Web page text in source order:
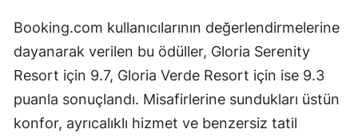
Booking.com kullanıcılarının değerlendirmelerine
dayanarak verilen bu ödüller, Gloria Serenity
Resort için 9.7, Gloria Verde Resort için ise 9.3
puanla sonuçlandı. Misafirlerine sundukları üstün
konfor, ayrıcalıklı hizmet ve benzersiz tatil